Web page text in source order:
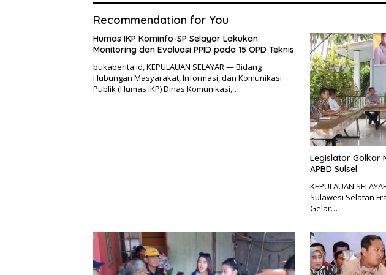
Recommendation for You
Humas IKP Kominfo-SP Selayar Lakukan
Monitoring dan Evaluasi PPID pada 15 OPD Teknis
bukaberita.id, KEPULAUAN SELAYAR — Bidang
Hubungan Masyarakat, Informasi, dan Komunikasi
Publik (Humas IKP) Dinas Komunikasi,…
Legislator Golkar
APBD Sulsel
KEPULAUAN
Sulawesi Selatan
Gelar…